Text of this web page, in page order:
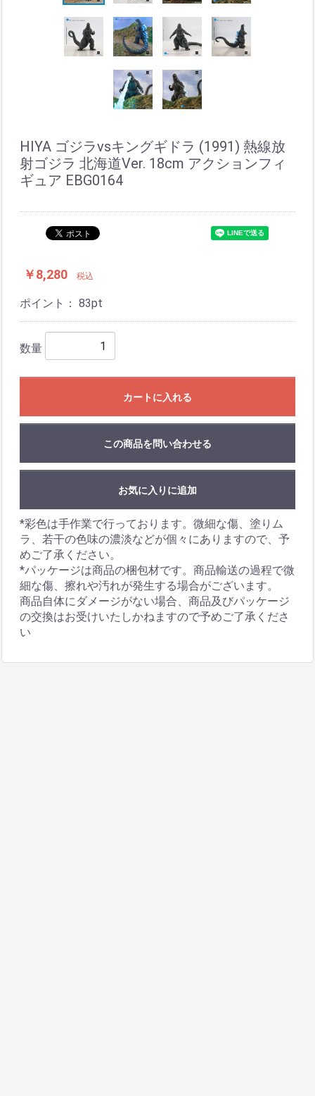
HIYA ゴジラvsキングギドラ (1991) 熱線放
射ゴジラ 北海道Ver. 18cm アクションフィ
ギュア EBG0164
￥8,280 税込
ポイント： 83pt
数量
カートに入れる
この商品を問い合わせる
お気に入りに追加
*彩色は手作業で行っております。微細な傷、塗りム
ラ、若干の色味の濃淡などが個々にありますので、予
めご了承ください。
*パッケージは商品の梱包材です。商品輸送の過程で微
細な傷、擦れや汚れが発生する場合がございます。
商品自体にダメージがない場合、商品及びパッケージ
の交換はお受けいたしかねますので予めご了承くださ
い